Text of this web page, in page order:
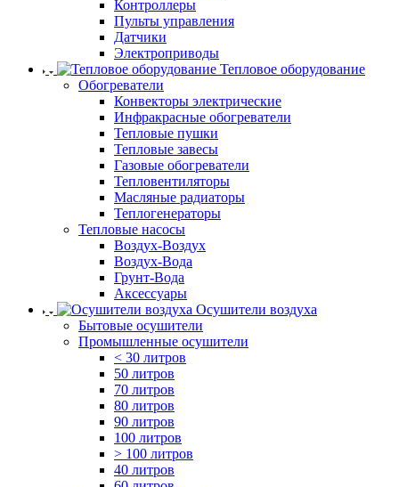
Контроллеры
Пульты управления
Датчики
Электроприводы
Тепловое оборудование
Обогреватели
Конвекторы электрические
Инфракрасные обогреватели
Тепловые пушки
Тепловые завесы
Газовые обогреватели
Тепловентиляторы
Масляные радиаторы
Теплогенераторы
Тепловые насосы
Воздух-Воздух
Воздух-Вода
Грунт-Вода
Аксессуары
Осушители воздуха
Бытовые осушители
Промышленные осушители
< 30 литров
50 литров
70 литров
80 литров
90 литров
100 литров
> 100 литров
40 литров